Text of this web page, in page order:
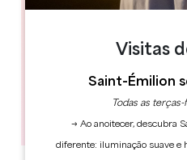
Visitas
Saint-Émilion
Todas as
→ Ao anoitecer, descubra
diferente: iluminação suave e